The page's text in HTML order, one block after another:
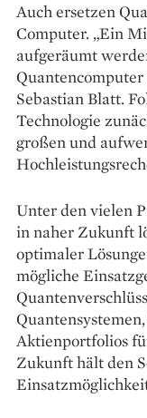
Auch ersetzen
Computer. „Ein
aufgeräumt
Sebastian Blatt.
Technologie
großen und
Unter den vielen
in naher Zukunft
optimaler
mögliche
Aktienportfolios
Zukunft hält den